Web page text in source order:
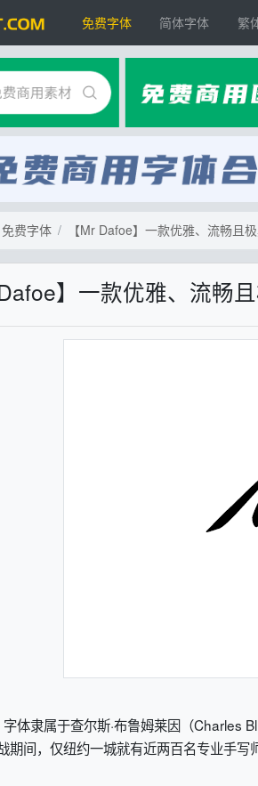
免费字体 简体字体 繁
免费字体 【Mr Dafoe】一款优雅、流畅且
Dafoe】一款优雅、流畅
体隶属于查尔斯·布鲁姆莱因（Charles
期间，仅纽约一城就有近两百名专业手